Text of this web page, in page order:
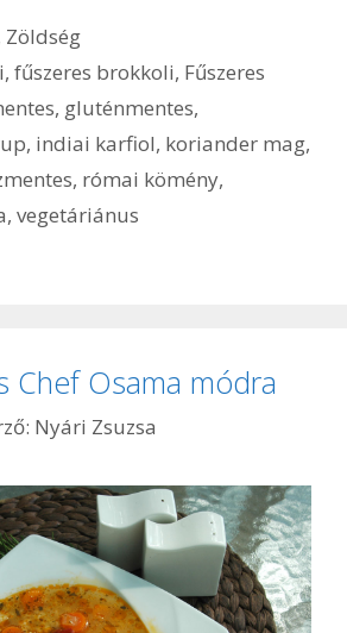
Zöldség
,fűszeres brokkoli, Fűszeres
, gluténmentes,
, indiai karfiol, koriander mag,
, római kömény,
, vegetáriánus
Chef Osama módra
Nyári Zsuzsa